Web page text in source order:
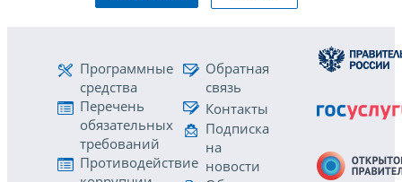
Программные
средства
Перечень
обязательных
требований
Противодействие
Обратная
связь
Контакты
Подписка
на
новости